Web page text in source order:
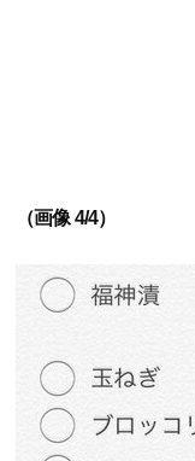
（画像 4/4）